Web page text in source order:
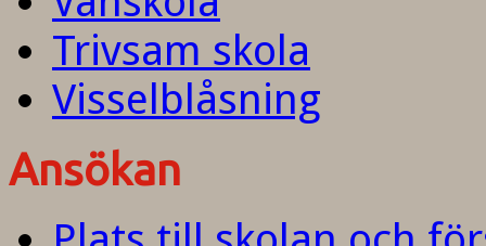
Trivsam skola
Visselblåsning
Ansökan